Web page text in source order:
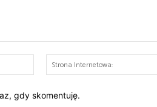
mail:*
gdy skomentuję.